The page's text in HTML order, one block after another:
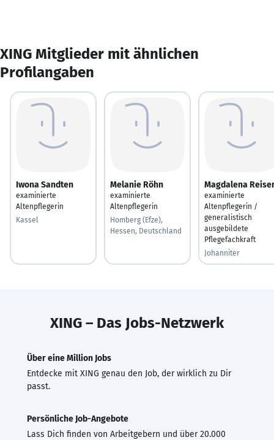
XING Mitglieder mit ähnlichen
Profilangaben
Iwona Sandten
examinierte
Altenpflegerin
Kassel
Melanie Röhn
examinierte
Altenpflegerin
Homberg (Efze),
Hessen, Deutschland
Magdalena
examinierte
Altenpflegerin /
generalistisch
ausgebildete
Pflegefachkraft
Johanniter
XING – Das Jobs-Netzwerk
Über eine Million Jobs
Entdecke mit XING genau den Job, der wirklich zu Dir
passt.
Persönliche Job-Angebote
Lass Dich finden von Arbeitgebern und über 20.000